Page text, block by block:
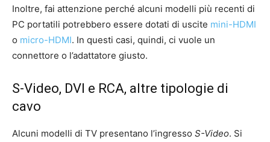
Inoltre, fai attenzione perché alcuni modelli più recenti di
PC portatili potrebbero essere dotati di uscite mini-HDMI
o micro-HDMI. In questi casi, quindi, ci vuole un
connettore o l’adattatore giusto.
S-Video, DVI e RCA, altre tipologie di
cavo
Alcuni modelli di TV presentano l’ingresso S-Video. Si